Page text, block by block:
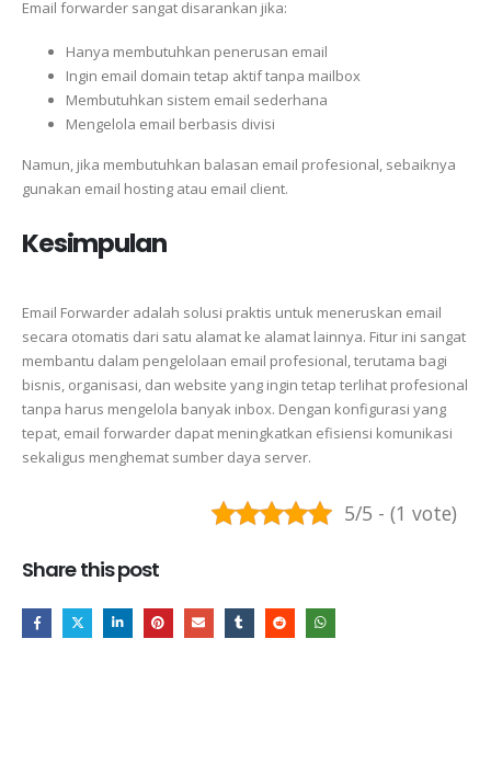
Email forwarder sangat disarankan jika:
Hanya membutuhkan penerusan email
Ingin email domain tetap aktif tanpa mailbox
Membutuhkan sistem email sederhana
Mengelola email berbasis divisi
Namun, jika membutuhkan balasan email profesional, sebaiknya
gunakan email hosting atau email client.
Kesimpulan
Email Forwarder adalah solusi praktis untuk meneruskan email
secara otomatis dari satu alamat ke alamat lainnya. Fitur ini sangat
membantu dalam pengelolaan email profesional, terutama bagi
bisnis, organisasi, dan website yang ingin tetap terlihat profesional
tanpa harus mengelola banyak inbox. Dengan konfigurasi yang
tepat, email forwarder dapat meningkatkan efisiensi komunikasi
sekaligus menghemat sumber daya server.
5/5 - (1 vote)
Share this post